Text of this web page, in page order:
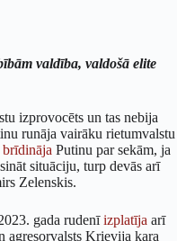
valdība, valdošā elite
izprovocēts un tas nebija
runāja vairāku rietumvalstu
brīdināja Putinu par sekām, ja
situāciju, turp devās arī
Zelenskis.
gada rudenīizplatīja arī
agresorvalsts Krievija kara